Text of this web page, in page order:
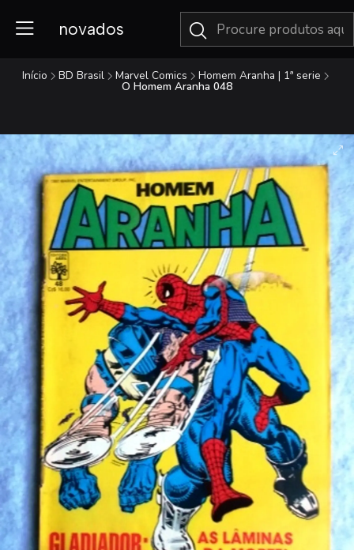
novados
Início BD Brasil Marvel Comics Homem Aranha | 1ª serie
O Homem Aranha 048